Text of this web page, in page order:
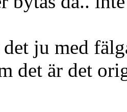
det ju med
det är det